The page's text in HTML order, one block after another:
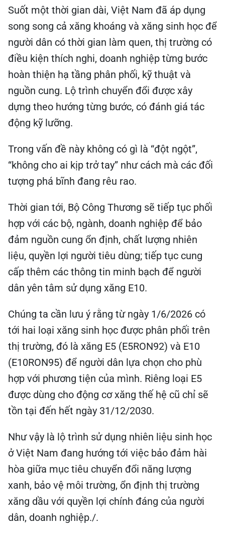
Suốt một thời gian dài, Việt Nam đã áp dụng
song song cả xăng khoáng và xăng sinh học để
người dân có thời gian làm quen, thị trường có
điều kiện thích nghi, doanh nghiệp từng bước
hoàn thiện hạ tầng phân phối, kỹ thuật và
nguồn cung. Lộ trình chuyển đổi được xây
dựng theo hướng từng bước, có đánh giá tác
động kỹ lưỡng.
Trong vấn đề này không có gì là “đột ngột”,
“không cho ai kịp trở tay” như cách mà các đối
tượng phá bĩnh đang rêu rao.
Thời gian tới, Bộ Công Thương sẽ tiếp tục phối
hợp với các bộ, ngành, doanh nghiệp để bảo
đảm nguồn cung ổn định, chất lượng nhiên
liệu, quyền lợi người tiêu dùng; tiếp tục cung
cấp thêm các thông tin minh bạch để người
dân yên tâm sử dụng xăng E10.
Chúng ta cần lưu ý rằng từ ngày 1/6/2026 có
tới hai loại xăng sinh học được phân phối trên
thị trường, đó là xăng E5 (E5RON92) và E10
(E10RON95) để người dân lựa chọn cho phù
hợp với phương tiện của mình. Riêng loại E5
được dùng cho động cơ xăng thế hệ cũ chỉ sẽ
tồn tại đến hết ngày 31/12/2030.
Như vậy là lộ trình sử dụng nhiên liệu sinh học
ở Việt Nam đang hướng tới việc bảo đảm hài
hòa giữa mục tiêu chuyển đổi năng lượng
xanh, bảo vệ môi trường, ổn định thị trường
xăng dầu với quyền lợi chính đáng của người
dân, doanh nghiệp./.